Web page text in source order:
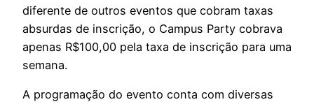
diferente de outros eventos que cobram taxas
absurdas de inscrição, o Campus Party cobrava
apenas R$100,00 pela taxa de inscrição para uma
semana.
A programação do evento conta com diversas